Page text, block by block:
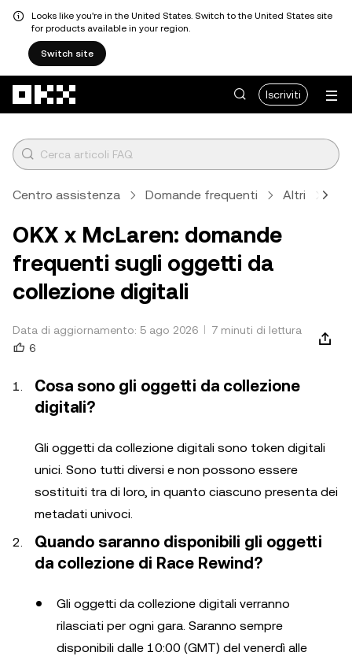
Looks like you're in the United States. Switch to the United States site
for products available in your region.
Switch site
Iscriviti
Centro assistenza Domande frequenti Altri
OKX x McLaren: domande
frequenti sugli oggetti da
collezione digitali
Data di aggiornamento: 5 ago 2026
7 minuti di lettura
6
Cosa sono gli oggetti da collezione
digitali?
Gli oggetti da collezione digitali sono token digitali
unici. Sono tutti diversi e non possono essere
sostituiti tra di loro, in quanto ciascuno presenta dei
metadati univoci.
Quando saranno disponibili gli oggetti
da collezione di Race Rewind?
Gli oggetti da collezione digitali verranno
rilasciati per ogni gara. Saranno sempre
disponibili dalle 10:00 (GMT) del venerdì alle